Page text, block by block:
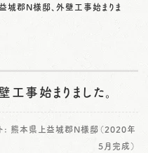
城郡N様邸、外壁工事始まりま
事始まりました。
: 熊本県上益城郡N様邸（2020年
5月完成）
g
i